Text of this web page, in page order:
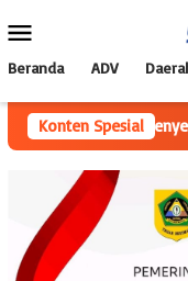
ke
Mobile
Beranda ADV
Konten Spesial
Penyebaran Video